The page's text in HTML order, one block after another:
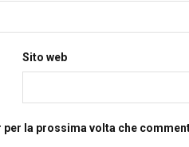
Sito web
la prossima volta che